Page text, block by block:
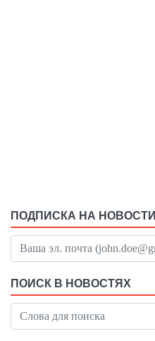
ПОДПИСКА НА НОВОСТИ
ПОИСК В НОВОСТЯХ